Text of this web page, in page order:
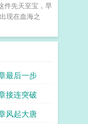
件先天至宝，早
现在血海之
最后一步
接连突破
风起大唐